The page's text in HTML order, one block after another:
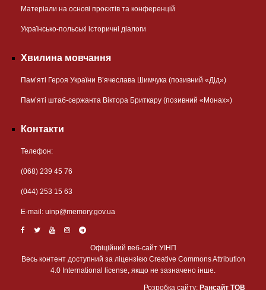
Матеріали на основі проєктів та конференцій
Українсько-польські історичні діалоги
Хвилина мовчання
Пам’яті Героя України В’ячеслава Шимчука (позивний «Дід»)
Пам’яті штаб-сержанта Віктора Бриткару (позивний «Монах»)
Контакти
Телефон:
(068) 239 45 76
(044) 253 15 63
Е-mail: uinp@memory.gov.ua
Офіційний веб-сайт УІНП
Весь контент доступний за ліцензією Creative Commons Attribution
4.0 International license, якщо не зазначено інше.
Розробка сайту: Рансайт ТОВ